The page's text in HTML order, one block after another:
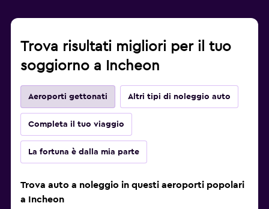
Trova risultati migliori per il tuo
soggiorno a Incheon
Aeroporti gettonati Altri tipi di noleggio auto
Completa il tuo viaggio
La fortuna è dalla mia parte
Trova auto a noleggio in questi aeroporti popolari
a Incheon